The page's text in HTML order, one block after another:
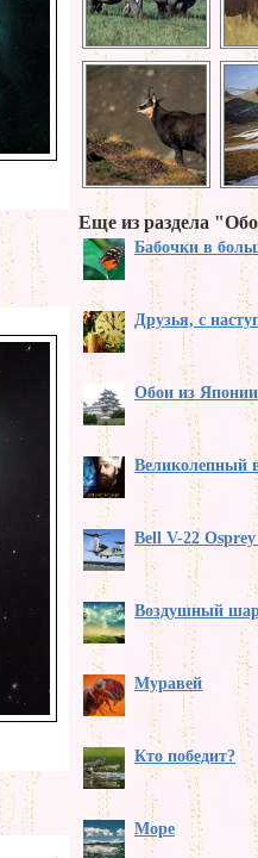
Еще из раздела
Бабочки в
Друзья, с
Обои из Японии
Великолепный
Bell V-22
Воздушный
Муравей
Кто победит?
Море